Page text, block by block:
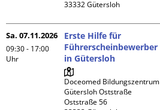
Sa. 07.11.2026
09:30 - 17:00
Uhr
Erste Hilfe für
Führerscheinbewerber
in Gütersloh
Doceomed Bildungszentrum
Gütersloh Oststraße
Oststraße 56